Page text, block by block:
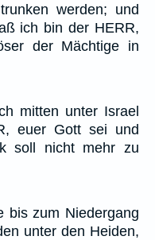
werden; und
ich bin der HERR,
der Mächtige in
mitten unter Israel
euer Gott sei und
soll nicht mehr zu
bis zum Niedergang
unter den Heiden,